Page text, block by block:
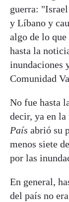
guerra:
y Líbano y
algo de lo
hasta la
inundaciones
Comunidad
No fue hasta
decir, ya en la
País abrió su
menos siete
por las
En general,
del país no